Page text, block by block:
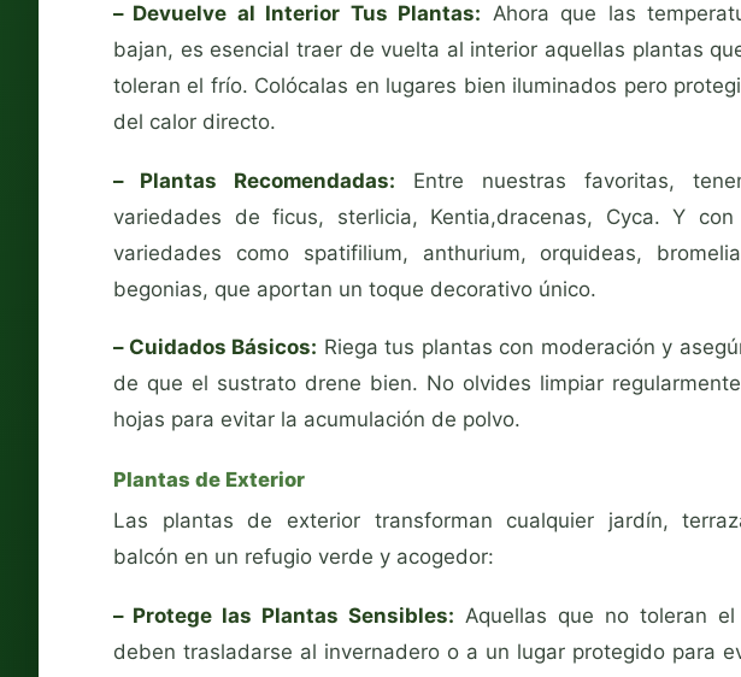
– Devuelve al Interior Tus Plantas: Ahora que las
bajan, es esencial traer de vuelta al interior aquellas plantas
toleran el frío. Colócalas en lugares bien iluminados pero
del calor directo.
– Plantas Recomendadas: Entre nuestras favoritas,
variedades de ficus, sterlicia, Kentia,dracenas, Cyca. Y
variedades como spatifilium, anthurium, orquideas,
begonias, que aportan un toque decorativo único.
– Cuidados Básicos: Riega tus plantas con moderación y
de que el sustrato drene bien. No olvides limpiar
hojas para evitar la acumulación de polvo.
Plantas de Exterior
Las plantas de exterior transforman cualquier jardín,
balcón en un refugio verde y acogedor:
– Protege las Plantas Sensibles: Aquellas que no toleran
deben trasladarse al invernadero o a un lugar protegido para